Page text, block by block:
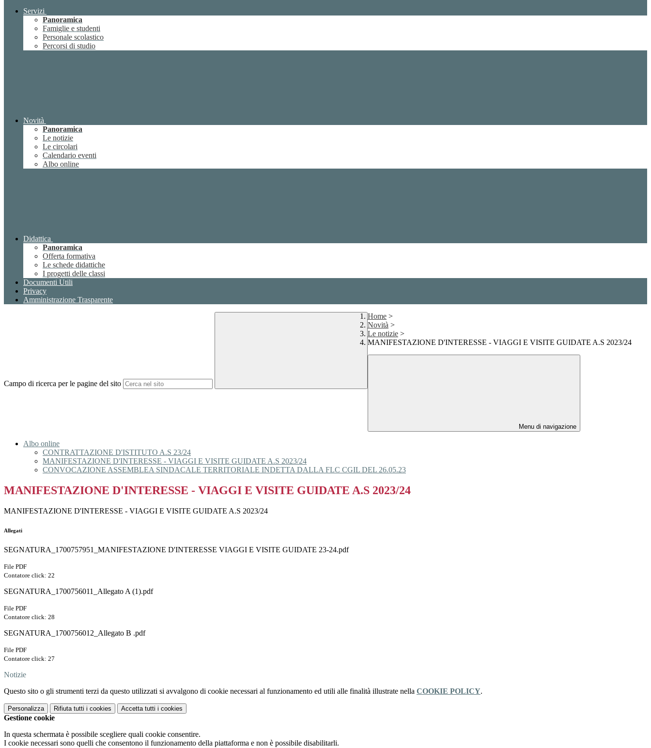
Servizi
Panoramica
Famiglie e studenti
Personale scolastico
Percorsi di studio
Novità
Panoramica
Le notizie
Le circolari
Calendario eventi
Albo online
Didattica
Panoramica
Offerta formativa
Le schede didattiche
I progetti delle classi
Documenti Utili
Privacy
Amministrazione Trasparente
Campo di ricerca per le pagine del sito
Home >
Novità >
Le notizie >
MANIFESTAZIONE D'INTERESSE - VIAGGI E VISITE GUIDATE A.S 2023/24
Menu di navigazione
Albo online
CONTRATTAZIONE D'ISTITUTO A.S 23/24
MANIFESTAZIONE D'INTERESSE - VIAGGI E VISITE GUIDATE A.S 2023/24
CONVOCAZIONE ASSEMBLEA SINDACALE TERRITORIALE INDETTA DALLA FLC CGIL DEL 26.05.23
MANIFESTAZIONE D'INTERESSE - VIAGGI E VISITE GUIDATE A.S 2023/24
MANIFESTAZIONE D'INTERESSE - VIAGGI E VISITE GUIDATE A.S 2023/24
Allegati
SEGNATURA_1700757951_MANIFESTAZIONE D'INTERESSE VIAGGI E VISITE GUIDATE 23-24.pdf
File PDF
Contatore click: 22
SEGNATURA_1700756011_Allegato A (1).pdf
File PDF
Contatore click: 28
SEGNATURA_1700756012_Allegato B .pdf
File PDF
Contatore click: 27
Notizie
Questo sito o gli strumenti terzi da questo utilizzati si avvalgono di cookie necessari al funzionamento ed utili alle finalità illustrate nella COOKIE POLICY.
Personalizza Rifiuta tutti i cookies Accetta tutti i cookies
Gestione cookie
In questa schermata è possibile scegliere quali cookie consentire.
I cookie necessari sono quelli che consentono il funzionamento della piattaforma e non è possibile disabilitarli.